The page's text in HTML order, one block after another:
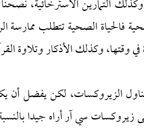
التمارين الاسترخائية،
الصحية تتطلب ممارسة
وقتها، وكذلك الأذكار وتلاوة
تتناول الزيروكسات، لكن
زيروكسات سي آر أراه جيدا